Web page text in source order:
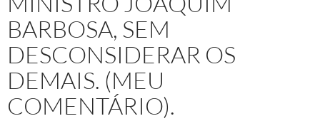
BARBOSA, SEM
DESCONSIDERAR OS
DEMAIS. (MEU
COMENTÁRIO).